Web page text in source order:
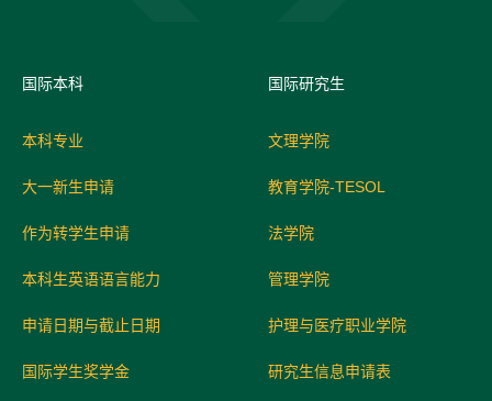
国际本科
本科专业
大一新生申请
作为转学生申请
本科生英语语言能力
申请日期与截止日期
国际学生奖学金
国际研究生
文理学院
教育学院-TESOL
法学院
管理学院
护理与医疗职业学院
研究生信息申请表